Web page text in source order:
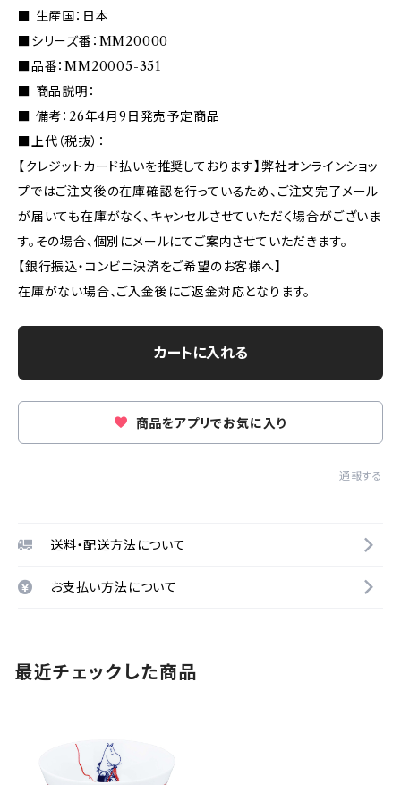
■ 生産国：日本
■シリーズ番：MM20000
■品番：MM20005-351
■ 商品説明：
■ 備考：26年4月9日発売予定商品
■上代（税抜）：
【クレジットカード払いを推奨しております】弊社オンラインショッ
プではご注文後の在庫確認を行っているため、ご注文完了メール
が届いても在庫がなく、キャンセルさせていただく場合がございま
す。その場合、個別にメールにてご案内させていただきます。
【銀行振込・コンビニ決済をご希望のお客様へ】
在庫がない場合、ご入金後にご返金対応となります。
カートに入れる
商品をアプリでお気に入り
通報する
送料・配送方法について
お支払い方法について
最近チェックした商品